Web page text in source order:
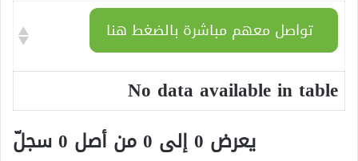
تواصل معهم مباشرة بالضغط هنا
No data available in table
يعرض 0 إلى 0 من أصل 0 سجلّ